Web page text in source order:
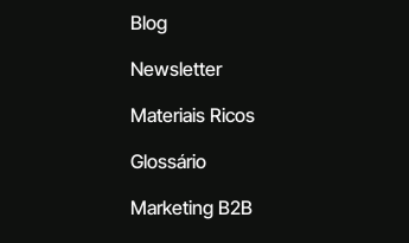
Blog
Newsletter
Materiais Ricos
Glossário
Marketing B2B